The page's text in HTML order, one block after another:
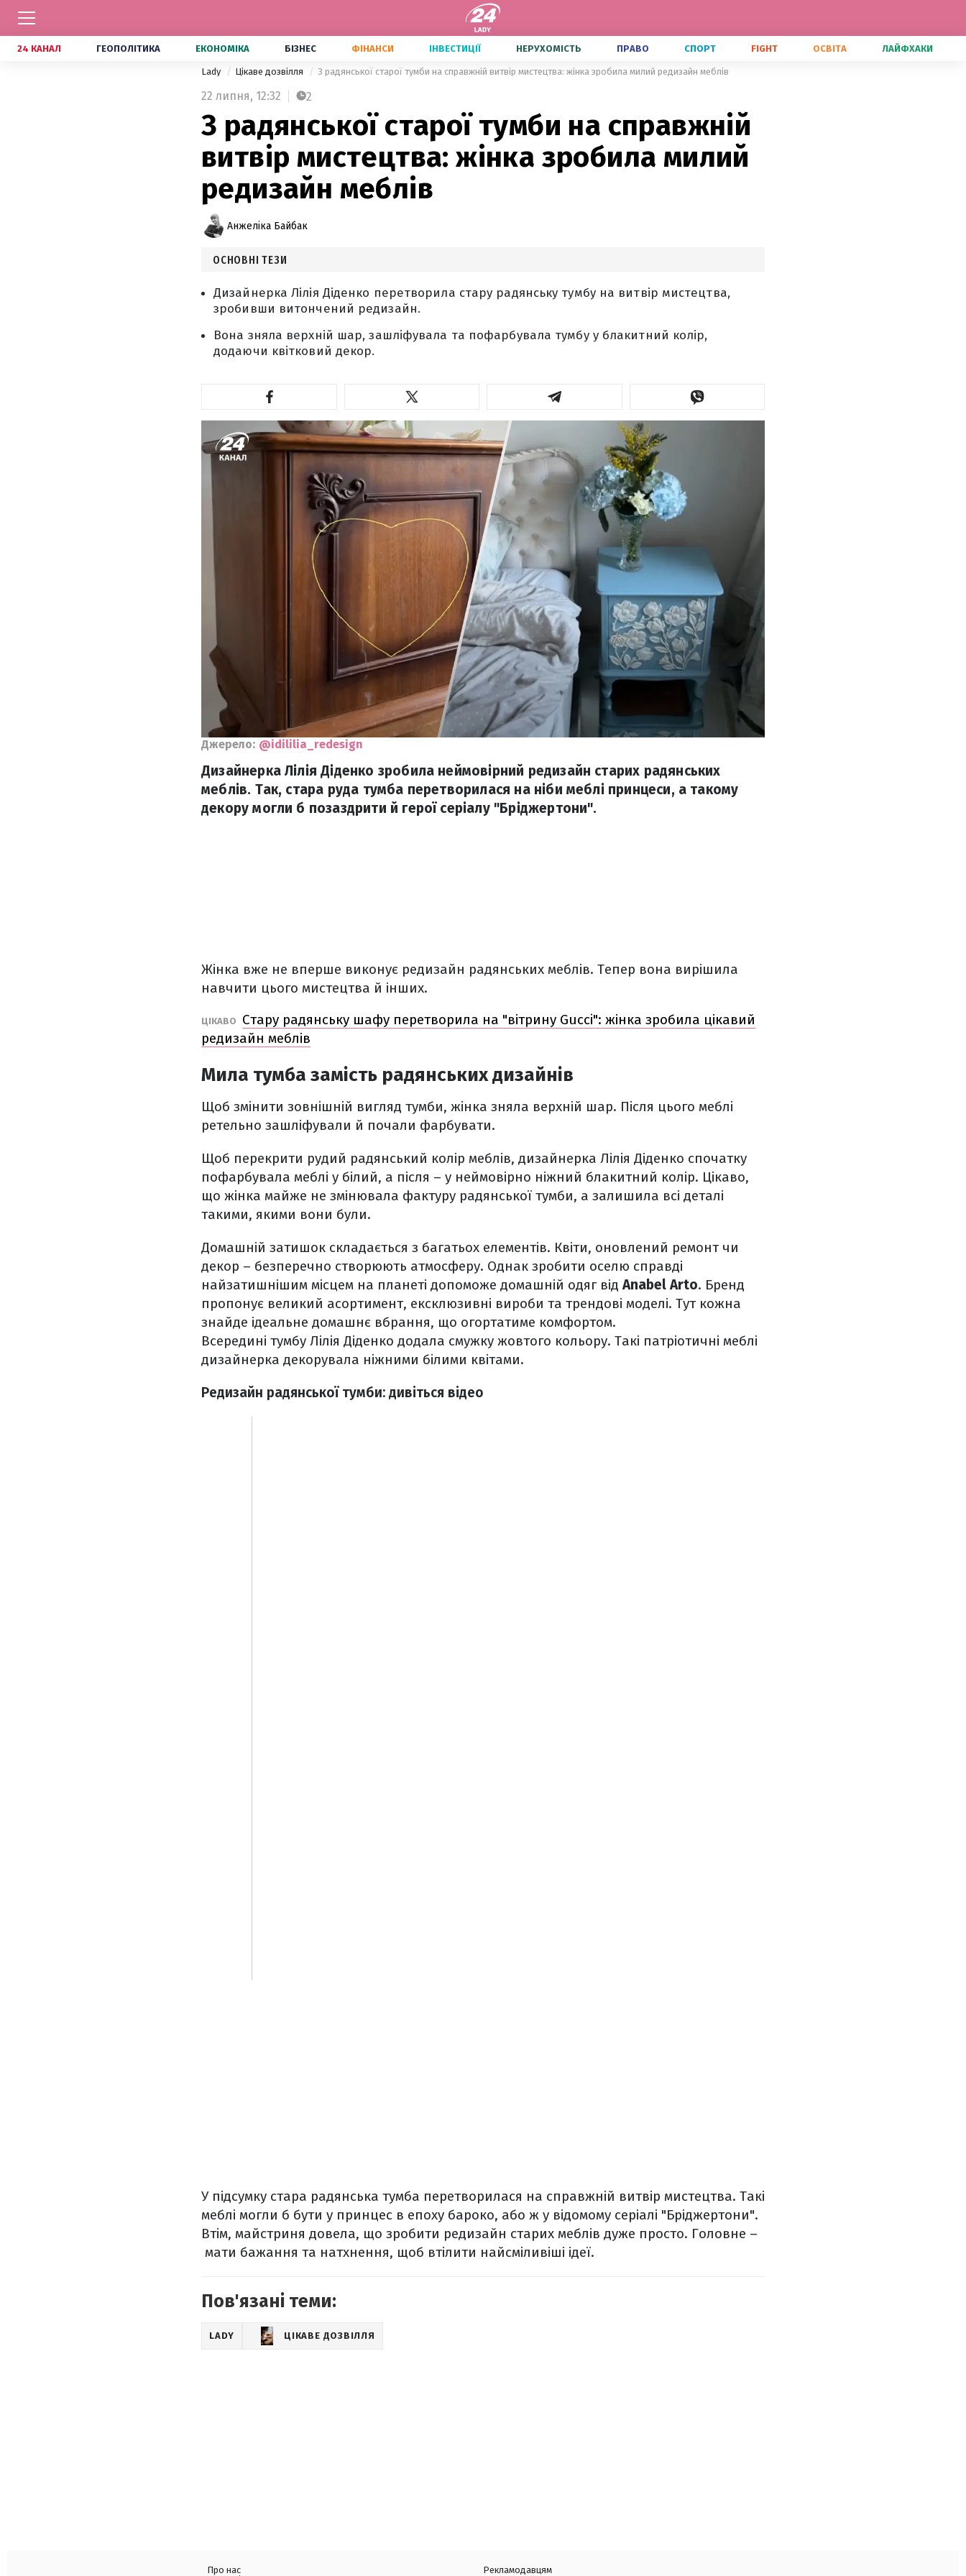
24 КАНАЛ ГЕОПОЛІТИКА ЕКОНОМІКА БІЗНЕС ФІНАНСИ ІНВЕСТИЦІЇ НЕРУХОМІСТЬ ПРАВО СПОРТ FIGHT ОСВІТА ЛАЙФХАКИ
Lady Цікаве дозвілля З радянської старої тумби на справжній витвір мистецтва: жінка зробила милий редизайн меблів
22 липня, 12:32 2
З радянської старої тумби на справжній
витвір мистецтва: жінка зробила милий
редизайн меблів
Анжеліка Байбак
ОСНОВНІ ТЕЗИ
Дизайнерка Лілія Діденко перетворила стару радянську тумбу на витвір мистецтва,
зробивши витончений редизайн.
Вона зняла верхній шар, зашліфувала та пофарбувала тумбу у блакитний колір,
додаючи квітковий декор.
Джерело: @idililia_redesign
Дизайнерка Лілія Діденко зробила неймовірний редизайн старих радянських
меблів. Так, стара руда тумба перетворилася на ніби меблі принцеси, а такому
декору могли б позаздрити й герої серіалу "Бріджертони".
Жінка вже не вперше виконує редизайн радянських меблів. Тепер вона вирішила
навчити цього мистецтва й інших.
ЦІКАВО
Стару радянську шафу перетворила на "вітрину Gucci": жінка зробила цікавий
редизайн меблів
Мила тумба замість радянських дизайнів
Щоб змінити зовнішній вигляд тумби, жінка зняла верхній шар. Після цього меблі
ретельно зашліфували й почали фарбувати.
Щоб перекрити рудий радянський колір меблів, дизайнерка Лілія Діденко спочатку
пофарбувала меблі у білий, а після – у неймовірно ніжний блакитний колір. Цікаво,
що жінка майже не змінювала фактуру радянської тумби, а залишила всі деталі
такими, якими вони були.
Домашній затишок складається з багатьох елементів. Квіти, оновлений ремонт чи
декор – безперечно створюють атмосферу. Однак зробити оселю справді
найзатишнішим місцем на планеті допоможе домашній одяг відAnabel Arto. Бренд
пропонує великий асортимент, ексклюзивні вироби та трендові моделі. Тут кожна
знайде ідеальне домашнє вбрання, що огортатиме комфортом.
Всередині тумбу Лілія Діденко додала смужку жовтого кольору. Такі патріотичні меблі
дизайнерка декорувала ніжними білими квітами.
Редизайн радянської тумби: дивіться відео
У підсумку стара радянська тумба перетворилася на справжній витвір мистецтва. Такі
меблі могли б бути у принцес в епоху бароко, або ж у відомому серіалі "Бріджертони".
Втім, майстриня довела, що зробити редизайн старих меблів дуже просто. Головне –
мати бажання та натхнення, щоб втілити найсміливіші ідеї.
Пов'язані теми:
LADY ЦІКАВЕ ДОЗВІЛЛЯ
Про нас
Рекламодавцям